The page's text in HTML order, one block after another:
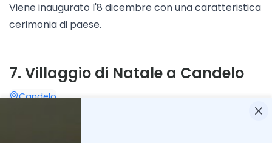
Viene inaugurato l'8 dicembre con una caratteristica
cerimonia di paese.
7. Villaggio di Natale a Candelo
Candelo